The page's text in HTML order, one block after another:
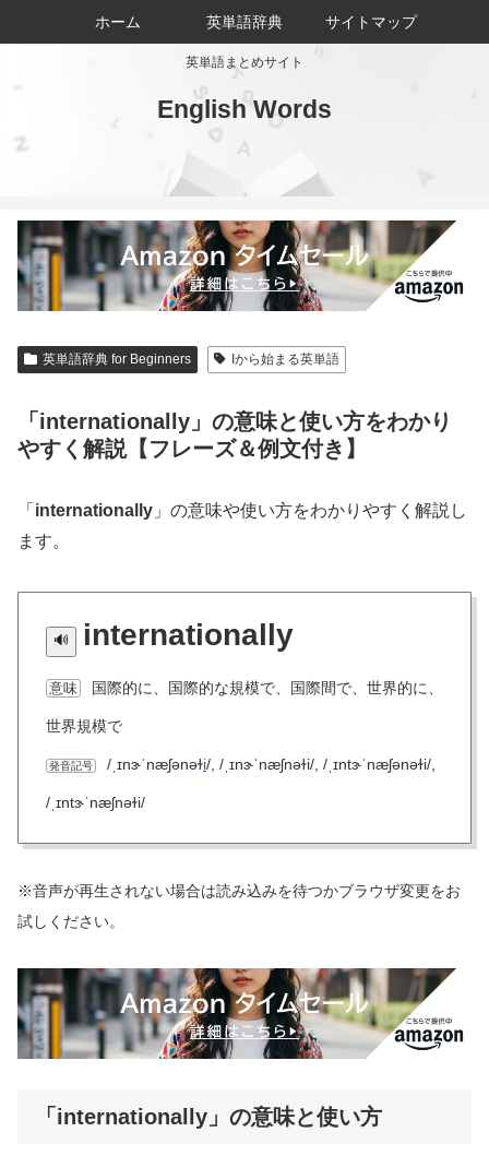
英単語まとめサイト
English Words
ホーム 英単語辞典 サイトマップ
英単語辞典 for Beginners Iから始まる英単語
「internationally」の意味と使い方をわかり
やすく解説【フレーズ＆例文付き】
「 internationally 」の意味や使い方をわかりやすく解説し
ます。
internationally
意味 国際的に、国際的な規模で、国際間で、世界的に、
世界規模で
発音記号 /ˌɪnɝˈnæʃənəɫi/, /ˌɪnɝˈnæʃnəɫi/, /ˌɪntɝˈnæʃənəɫi/,
/ˌɪntɝˈnæʃnəɫi/
※音声が再生されない場合は読み込みを待つかブラウザ変更をお
試しください。
「internationally」の意味と使い方